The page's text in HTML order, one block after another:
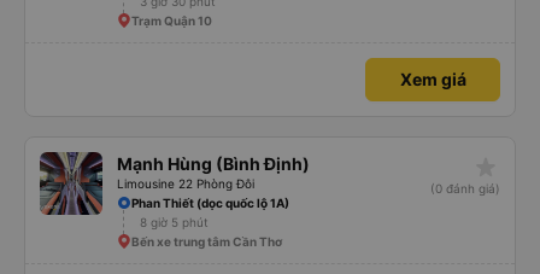
Trạm Quận 10
Xem giá
Mạnh Hùng (Bình Định)
Limousine 22 Phòng Đôi
(0 đánh giá)
Phan Thiết (dọc quốc lộ 1A)
8 giờ 5 phút
Bến xe trung tâm Cần Thơ